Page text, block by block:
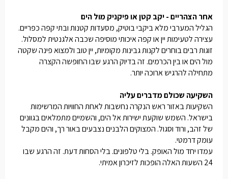
אחר הצהריים - יקב קטן או פיקניק מול הים
הגליל המערבי מלא ביקבי בוטיק, מסעדות קטנות ובתי קפה כפריים.
עצירה לטעימות יין או קפה איכותי מוסיפה שכבה אלגנטית למסלול.
זוגות רבים בוחרים לקנות גבינות מקומיות, יין טוב ולמצוא פינה שקטה
מול הים או בין הכרמים. זה בדיוק הרגע שבו החופשה הקצרה
מתחילה להרגיש ארוכה יותר.
השקיעה שכולם מדברים עליה
השקיעות באזור ראש הנקרה נחשבות לאחת החוויות המרשימות
בישראל. השמש שוקעת ישירות אל הים, והשמיים מתמלאים בגוונים
של זהב, ורוד וסגול. המצוקים הלבנים נצבעים באור רך, והים מקבל
עומק דרמטי.
עמדו יחד מול האופק. בלי טלפונים. בלי הסחות דעת. זה הרגע שבו
24 השעות האלה הופכות לזיכרון אמיתי.